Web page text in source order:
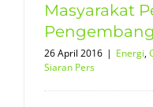
Masyarakat
26 April 2016 | Energi,
Siaran Pers